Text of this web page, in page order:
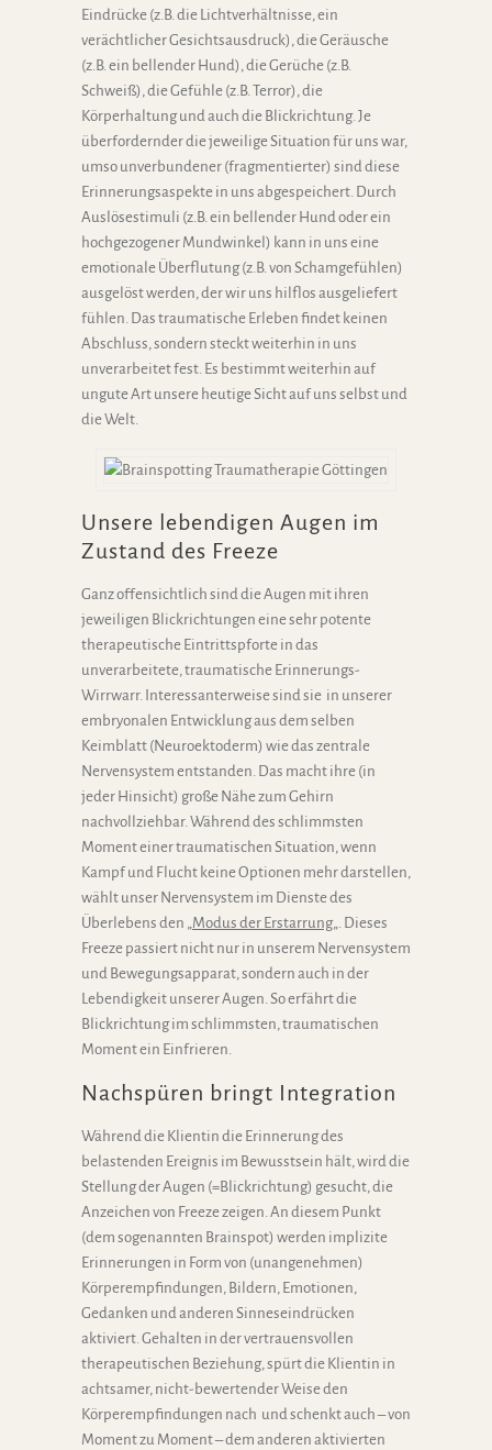
Eindrücke (z.B. die Lichtverhältnisse, ein
verächtlicher Gesichtsausdruck), die Geräusche
(z.B. ein bellender Hund), die Gerüche (z.B.
Schweiß), die Gefühle (z.B. Terror), die
Körperhaltung und auch die Blickrichtung. Je
überfordernder die jeweilige Situation für uns war,
umso unverbundener (fragmentierter) sind diese
Erinnerungsaspekte in uns abgespeichert. Durch
Auslösestimuli (z.B. ein bellender Hund oder ein
hochgezogener Mundwinkel) kann in uns eine
emotionale Überflutung (z.B. von Schamgefühlen)
ausgelöst werden, der wir uns hilflos ausgeliefert
fühlen. Das traumatische Erleben findet keinen
Abschluss, sondern steckt weiterhin in uns
unverarbeitet fest. Es bestimmt weiterhin auf
ungute Art unsere heutige Sicht auf uns selbst und
die Welt.
Unsere lebendigen Augen im
Zustand des Freeze
Ganz offensichtlich sind die Augen mit ihren
jeweiligen Blickrichtungen eine sehr potente
therapeutische Eintrittspforte in das
unverarbeitete, traumatische Erinnerungs-
Wirrwarr. Interessanterweise sind sie in unserer
embryonalen Entwicklung aus dem selben
Keimblatt (Neuroektoderm) wie das zentrale
Nervensystem entstanden. Das macht ihre (in
jeder Hinsicht) große Nähe zum Gehirn
nachvollziehbar. Während des schlimmsten
Moment einer traumatischen Situation, wenn
Kampf und Flucht keine Optionen mehr darstellen,
wählt unser Nervensystem im Dienste des
Überlebens den „Modus der Erstarrung„. Dieses
Freeze passiert nicht nur in unserem Nervensystem
und Bewegungsapparat, sondern auch in der
Lebendigkeit unserer Augen. So erfährt die
Blickrichtung im schlimmsten, traumatischen
Moment ein Einfrieren.
Nachspüren bringt Integration
Während die Klientin die Erinnerung des
belastenden Ereignis im Bewusstsein hält, wird die
Stellung der Augen (=Blickrichtung) gesucht, die
Anzeichen von Freeze zeigen. An diesem Punkt
(dem sogenannten Brainspot) werden implizite
Erinnerungen in Form von (unangenehmen)
Körperempfindungen, Bildern, Emotionen,
Gedanken und anderen Sinneseindrücken
aktiviert. Gehalten in der vertrauensvollen
therapeutischen Beziehung, spürt die Klientin in
achtsamer, nicht-bewertender Weise den
Körperempfindungen nach und schenkt auch – von
Moment zu Moment – dem anderen aktivierten